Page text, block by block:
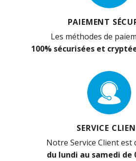
PAIEMENT
Les méthodes de
100% sécurisées et
SERVICE
Notre Service Client est
du lundi au samedi de